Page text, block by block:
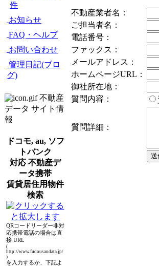
件
お知らせ
FAQ・ヘルプ
お問い合わせ
管理日記(ブロ
グ)
不動産
データ サイト情
報
ドコモ, au, ソフ
トバンク
対応 不動産デ
ータ携帯
賃貸居住用物件
検索
QRコードリーダー非対
応携帯電話の場合は直
接 URL
(
http://www.fudousandata.jp/
)
を入力するか、下記よ
不動産業者名：
ご担当者名：
電話番号：
ファックス：
メールアドレス：
ホームページURL：
御社所在地：
質問内容：
質問詳細：